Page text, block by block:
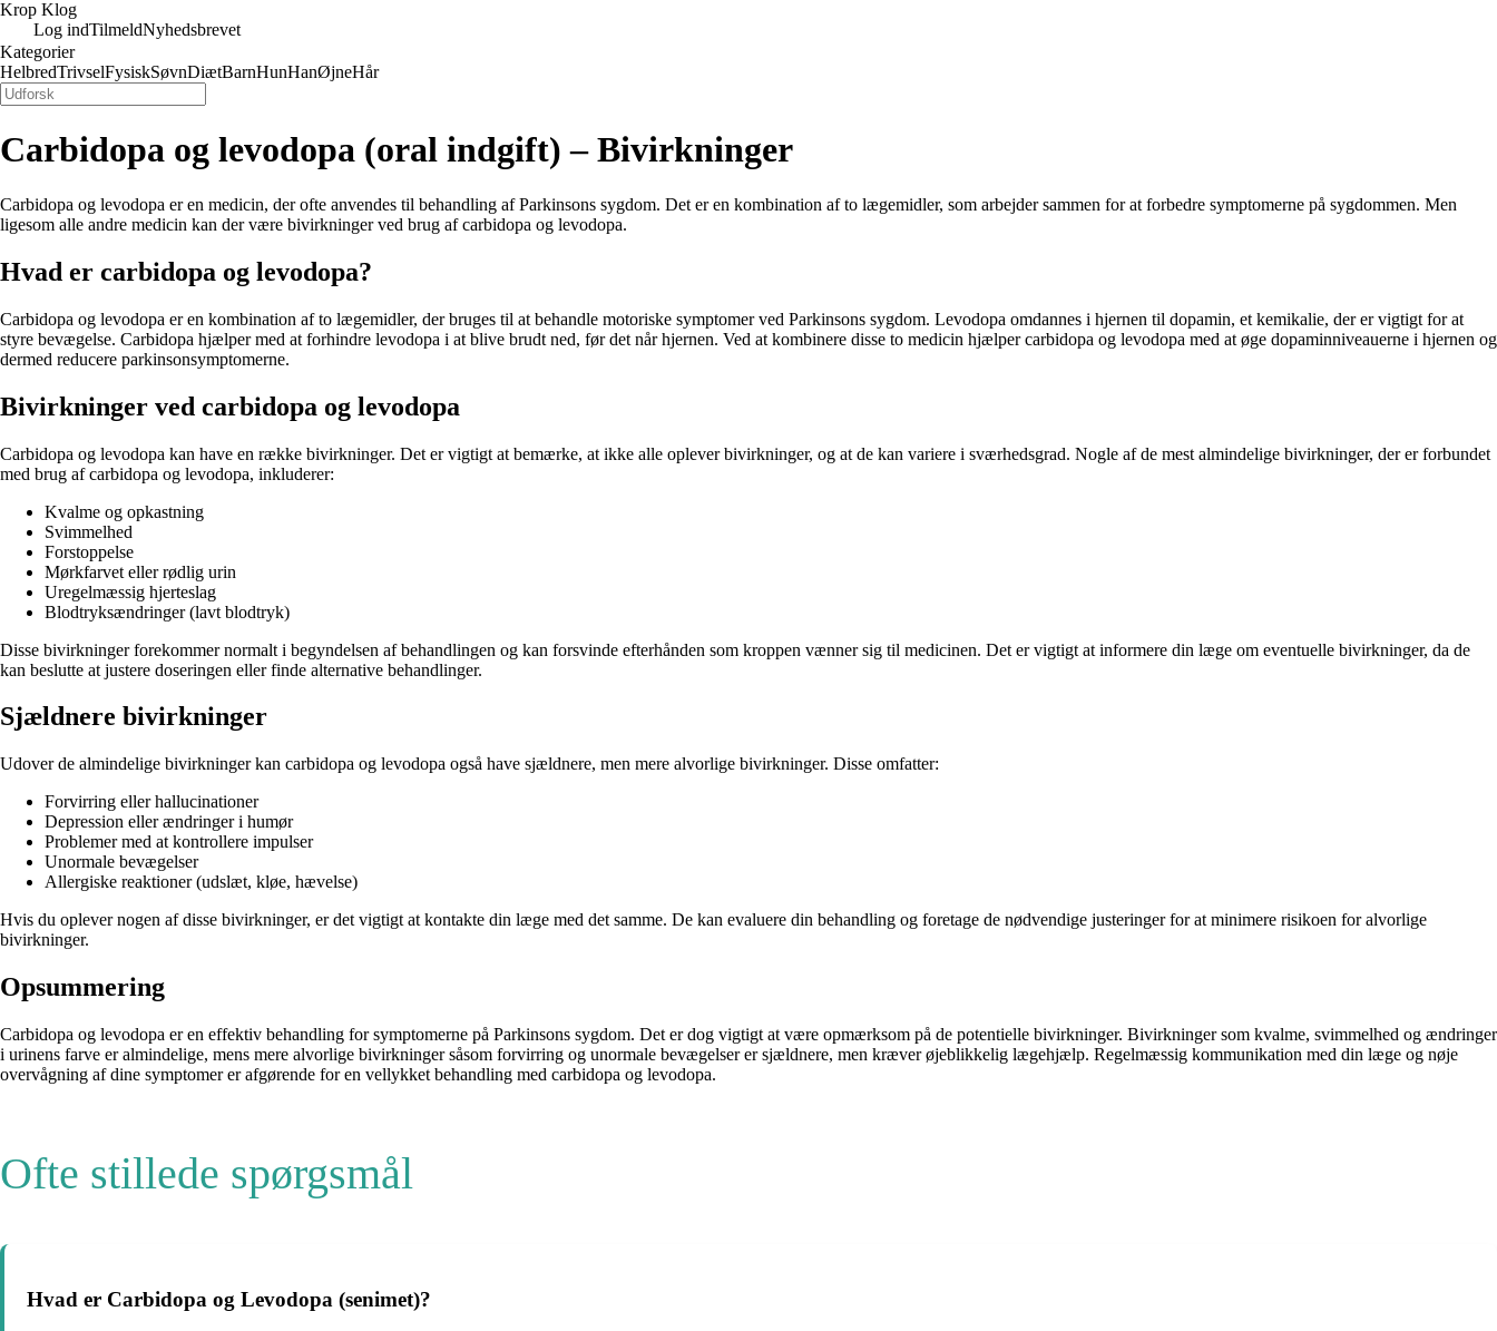
Krop Klog
Log indTilmeldNyhedsbrevet
Kategorier
HelbredTrivselFysiskSøvnDiætBarnHunHanØjneHår
Carbidopa og levodopa (oral indgift) – Bivirkninger
Carbidopa og levodopa er en medicin, der ofte anvendes til behandling af Parkinsons sygdom. Det er en kombination af to lægemidler, som arbejder sammen for at forbedre symptomerne på sygdommen. Men
ligesom alle andre medicin kan der være bivirkninger ved brug af carbidopa og levodopa.
Hvad er carbidopa og levodopa?
Carbidopa og levodopa er en kombination af to lægemidler, der bruges til at behandle motoriske symptomer ved Parkinsons sygdom. Levodopa omdannes i hjernen til dopamin, et kemikalie, der er vigtigt for at
styre bevægelse. Carbidopa hjælper med at forhindre levodopa i at blive brudt ned, før det når hjernen. Ved at kombinere disse to medicin hjælper carbidopa og levodopa med at øge dopaminniveauerne i hjernen og
dermed reducere parkinsonsymptomerne.
Bivirkninger ved carbidopa og levodopa
Carbidopa og levodopa kan have en række bivirkninger. Det er vigtigt at bemærke, at ikke alle oplever bivirkninger, og at de kan variere i sværhedsgrad. Nogle af de mest almindelige bivirkninger, der er forbundet
med brug af carbidopa og levodopa, inkluderer:
Kvalme og opkastning
Svimmelhed
Forstoppelse
Mørkfarvet eller rødlig urin
Uregelmæssig hjerteslag
Blodtryksændringer (lavt blodtryk)
Disse bivirkninger forekommer normalt i begyndelsen af behandlingen og kan forsvinde efterhånden som kroppen vænner sig til medicinen. Det er vigtigt at informere din læge om eventuelle bivirkninger, da de
kan beslutte at justere doseringen eller finde alternative behandlinger.
Sjældnere bivirkninger
Udover de almindelige bivirkninger kan carbidopa og levodopa også have sjældnere, men mere alvorlige bivirkninger. Disse omfatter:
Forvirring eller hallucinationer
Depression eller ændringer i humør
Problemer med at kontrollere impulser
Unormale bevægelser
Allergiske reaktioner (udslæt, kløe, hævelse)
Hvis du oplever nogen af disse bivirkninger, er det vigtigt at kontakte din læge med det samme. De kan evaluere din behandling og foretage de nødvendige justeringer for at minimere risikoen for alvorlige
bivirkninger.
Opsummering
Carbidopa og levodopa er en effektiv behandling for symptomerne på Parkinsons sygdom. Det er dog vigtigt at være opmærksom på de potentielle bivirkninger. Bivirkninger som kvalme, svimmelhed og ændringer
i urinens farve er almindelige, mens mere alvorlige bivirkninger såsom forvirring og unormale bevægelser er sjældnere, men kræver øjeblikkelig lægehjælp. Regelmæssig kommunikation med din læge og nøje
overvågning af dine symptomer er afgørende for en vellykket behandling med carbidopa og levodopa.
Ofte stillede spørgsmål
Hvad er Carbidopa og Levodopa (senimet)?